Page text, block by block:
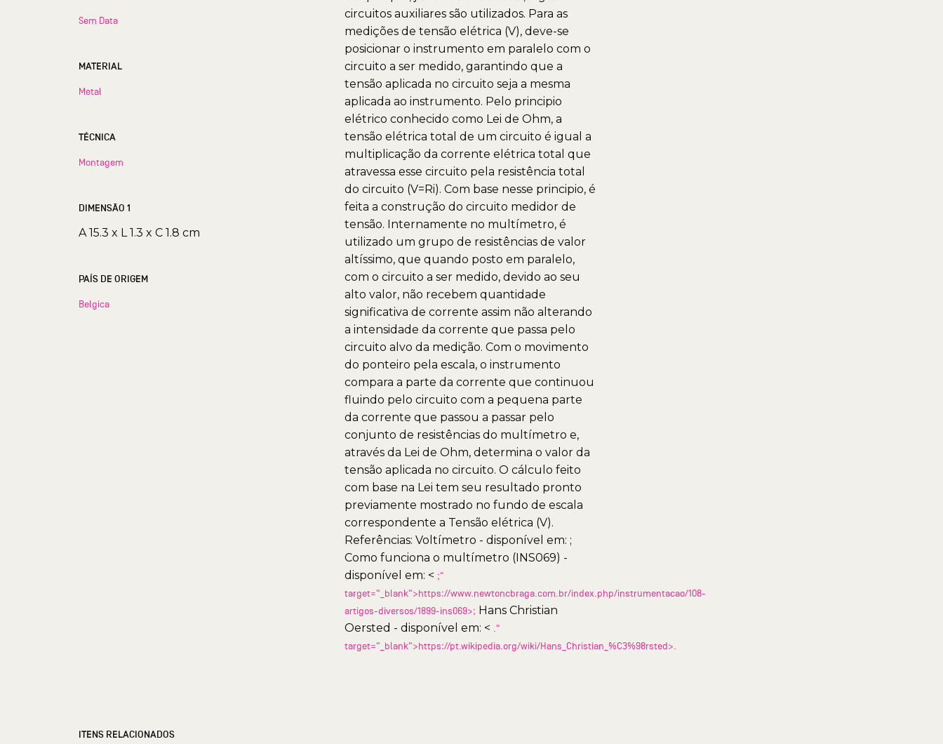
Sem Data
MATERIAL
Metal
TÉCNICA
Montagem
DIMENSÃO 1
A 15.3 x L 1.3 x C 1.8 cm
PAÍS DE ORIGEM
Belgica
circuitos auxiliares são utilizados. Para as
medições de tensão elétrica (V), deve-se
posicionar o instrumento em paralelo com o
circuito a ser medido, garantindo que a
tensão aplicada no circuito seja a mesma
aplicada ao instrumento. Pelo principio
elétrico conhecido como Lei de Ohm, a
tensão elétrica total de um circuito é igual a
multiplicação da corrente elétrica total que
atravessa esse circuito pela resistência total
do circuito (V=Ri). Com base nesse principio, é
feita a construção do circuito medidor de
tensão. Internamente no multímetro, é
utilizado um grupo de resistências de valor
altíssimo, que quando posto em paralelo,
com o circuito a ser medido, devido ao seu
alto valor, não recebem quantidade
significativa de corrente assim não alterando
a intensidade da corrente que passa pelo
circuito alvo da medição. Com o movimento
do ponteiro pela escala, o instrumento
compara a parte da corrente que continuou
fluindo pelo circuito com a pequena parte
da corrente que passou a passar pelo
conjunto de resistências do multímetro e,
através da Lei de Ohm, determina o valor da
tensão aplicada no circuito. O cálculo feito
com base na Lei tem seu resultado pronto
previamente mostrado no fundo de escala
correspondente a Tensão elétrica (V).
Referências: Voltímetro - disponível em: ;
Como funciona o multímetro (INS069) -
disponível em: < ;"
target="_blank">https://www.newtoncbraga.com.br/index.php/instrumentacao/108-
artigos-diversos/1899-ins069>; Hans Christian
Oersted - disponível em: <
."
target="_blank">https://pt.wikipedia.org/wiki/Hans_Christian_%C3%98rsted>.
ITENS RELACIONADOS